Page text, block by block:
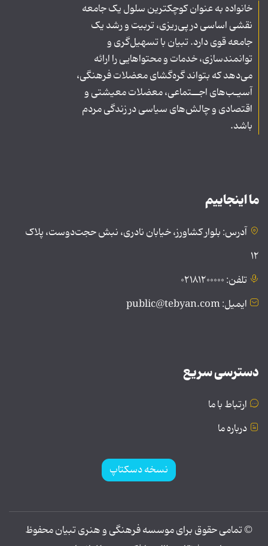
خانواده به عنوان کوچکترین سلول یک جامعه
نقشی اساسی در پی‌ریزی، تربیت و رشد یک
جامعه قوی دارد. تبیان با تسهیل‌گری و
توانمندسازی، خدمات و محتواهایی را ارائه
می‌دهد که بتواند گره‌گشای معضلات فرهنگی،
آسیـب‌های اجــتماعی، معضلات معیشتی و
اقتصادی و چالش‌های سیاسی در زندگی مردم
باشد.
ما اینجاییم
آدرس: بلوار کشاورز، خیابان نادری، نبش حجت‌دوست، پلاک
۱۲
تلفن: ۰۲۱۸۱۲۰۰۰۰۰
ایمیل: public@tebyan.com
دسترسی سریع
ارتباط با ما
درباره ما
نسخه دسکتاپ
© تمامی حقوق برای موسسه فرهنگی و هنری تبیان محفوظ